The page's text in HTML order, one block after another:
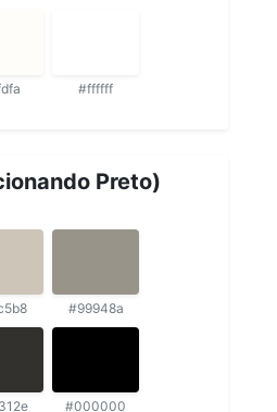
#ffffff
Preto)
#99948a
#000000